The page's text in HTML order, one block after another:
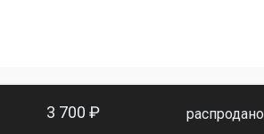
3 700 ₽ распродано